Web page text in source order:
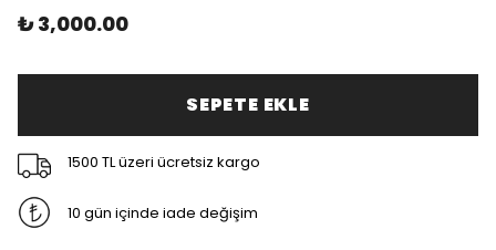
₺ 3,000.00
SEPETE EKLE
1500 TL üzeri ücretsiz kargo
10 gün içinde iade değişim